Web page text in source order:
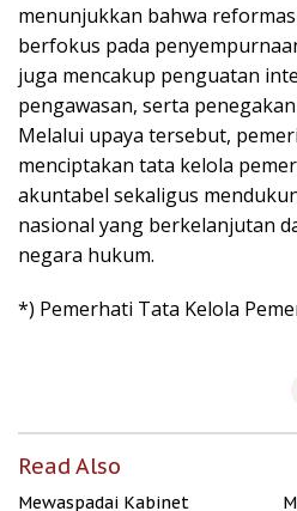
menunjukkan bahwa
berfokus pada
juga mencakup penguatan
pengawasan, serta
Melalui upaya tersebut,
menciptakan tata kelola
akuntabel sekaligus
nasional yang berkelanjutan
negara hukum.
*) Pemerhati Tata Kelola
Read Also
Mewaspadai Kabinet